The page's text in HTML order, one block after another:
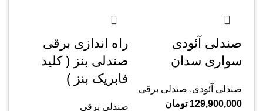
صندلی آئودی
سواری سدان
صندلی آئودی, صندلی برقی
129,900,000 تومان
راه اندازی برقی
صندلی بنز ( کلید
فابریک بنز )
صندلی برقی